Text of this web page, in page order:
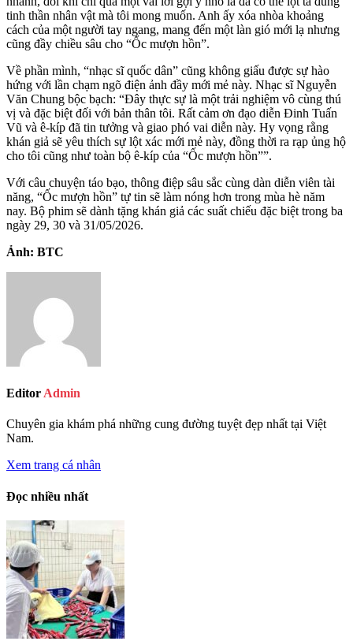
tinh thần nhân vật mà tôi mong muốn. Anh ấy xóa nhòa khoảng
cách của một người tay ngang, mang đến một làn gió mới lạ nhưng
cũng đầy chiều sâu cho “Ốc mượn hồn”.
Về phần mình, “nhạc sĩ quốc dân” cũng không giấu được sự hào
hứng với lần chạm ngõ điện ảnh đầy mới mẻ này. Nhạc sĩ Nguyễn
Văn Chung bộc bạch: “Đây thực sự là một trải nghiệm vô cùng thú
vị và đặc biệt đối với bản thân tôi. Rất cảm ơn đạo diễn Đinh Tuấn
Vũ và ê-kíp đã tin tưởng và giao phó vai diễn này. Hy vọng rằng
khán giả sẽ yêu thích sự lột xác mới mẻ này, đồng thời ra rạp ủng hộ
cho tôi cũng như toàn bộ ê-kíp của “Ốc mượn hồn””.
Với câu chuyện táo bạo, thông điệp sâu sắc cùng dàn diễn viên tài
năng, “Ốc mượn hồn” tự tin sẽ làm nóng hơn trong mùa hè năm
nay. Bộ phim sẽ dành tặng khán giả các suất chiếu đặc biệt trong ba
ngày 29, 30 và 31/05/2026.
Ảnh: BTC
Editor Admin
Chuyên gia khám phá những cung đường tuyệt đẹp nhất tại Việt
Nam.
Xem trang cá nhân
Đọc nhiều nhất